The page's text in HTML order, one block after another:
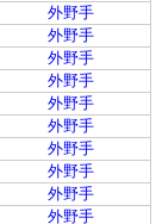
外野手
外野手
外野手
外野手
外野手
外野手
外野手
外野手
外野手
外野手